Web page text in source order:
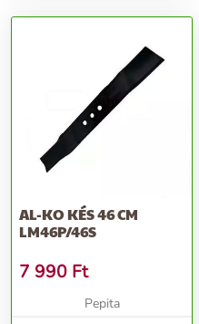
AL-KO KÉS 46 CM
LM46P/46S
7 990 Ft
Pepita